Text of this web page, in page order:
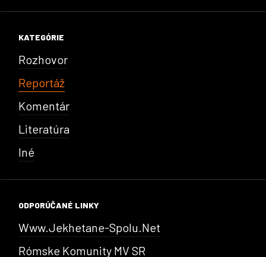
KATEGÓRIE
Rozhovor
Reportáž
Komentár
Literatúra
Iné
ODPORÚČANÉ LINKY
Www.jekhetane-Spolu.net
Rómske Komunity MV SR